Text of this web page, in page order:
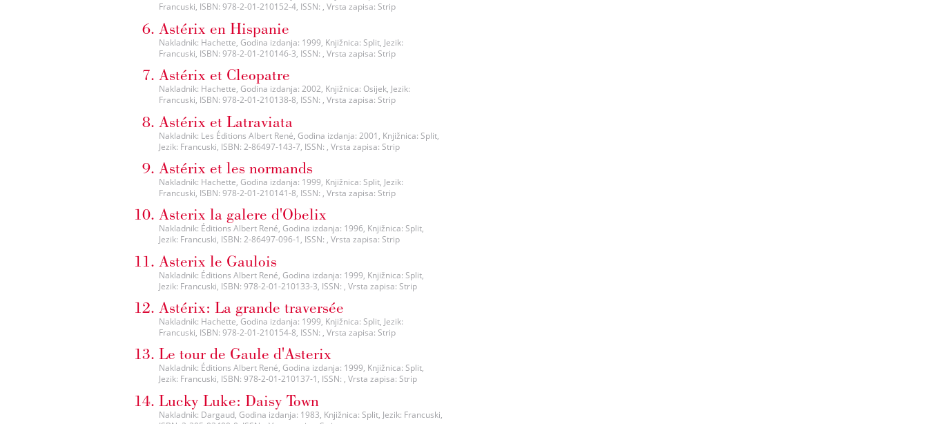
Francuski, ISBN: 978-2-01-210152-4, ISSN: , Vrsta zapisa: Strip
Astérix en Hispanie
Nakladnik: Hachette, Godina izdanja: 1999, Knjižnica: Split, Jezik:
Francuski, ISBN: 978-2-01-210146-3, ISSN: , Vrsta zapisa: Strip
Astérix et Cleopatre
Nakladnik: Hachette, Godina izdanja: 2002, Knjižnica: Osijek, Jezik:
Francuski, ISBN: 978-2-01-210138-8, ISSN: , Vrsta zapisa: Strip
Astérix et Latraviata
Nakladnik: Les Éditions Albert René, Godina izdanja: 2001, Knjižnica: Split,
Jezik: Francuski, ISBN: 2-86497-143-7, ISSN: , Vrsta zapisa: Strip
Astérix et les normands
Nakladnik: Hachette, Godina izdanja: 1999, Knjižnica: Split, Jezik:
Francuski, ISBN: 978-2-01-210141-8, ISSN: , Vrsta zapisa: Strip
Asterix la galere d'Obelix
Nakladnik: Éditions Albert René, Godina izdanja: 1996, Knjižnica: Split,
Jezik: Francuski, ISBN: 2-86497-096-1, ISSN: , Vrsta zapisa: Strip
Asterix le Gaulois
Nakladnik: Éditions Albert René, Godina izdanja: 1999, Knjižnica: Split,
Jezik: Francuski, ISBN: 978-2-01-210133-3, ISSN: , Vrsta zapisa: Strip
Astérix: La grande traversée
Nakladnik: Hachette, Godina izdanja: 1999, Knjižnica: Split, Jezik:
Francuski, ISBN: 978-2-01-210154-8, ISSN: , Vrsta zapisa: Strip
Le tour de Gaule d'Asterix
Nakladnik: Éditions Albert René, Godina izdanja: 1999, Knjižnica: Split,
Jezik: Francuski, ISBN: 978-2-01-210137-1, ISSN: , Vrsta zapisa: Strip
Lucky Luke: Daisy Town
Nakladnik: Dargaud, Godina izdanja: 1983, Knjižnica: Split, Jezik: Francuski,